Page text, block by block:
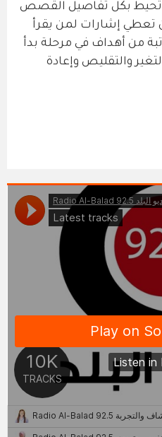
تحيط بكل تفاصيل القصص
تعطي إشارات لمن يقرأ
من أهداف في مرحلة بدأ
والتقليص وإعادة